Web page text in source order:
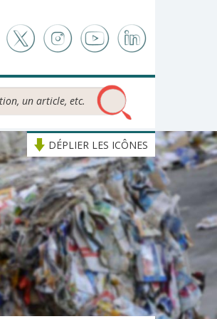
DÉPLIER LES ICÔNES